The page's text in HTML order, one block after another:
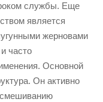
службы. Еще
является
жерновами
часто
Основной
Он активно
смешиванию